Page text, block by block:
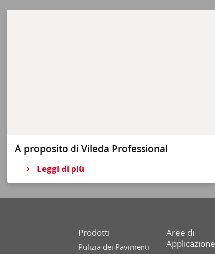
A proposito di Vileda Professional
Leggi di più
Prodotti
Pulizia dei Pavimenti
Aree di
Applicazione